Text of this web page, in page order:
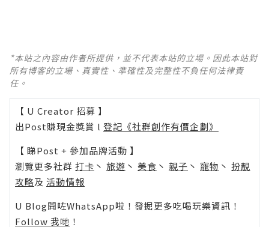
*本站之內容由作者所提供，並不代表本站的立場。因此本站對
所有博客的立場、真實性、準確性及完整性不負任何法律責
任。
【 U Creator 招募 】
出Post賺現金獎賞 l 登記《社群創作有價企劃》
【 睇Post + 參加品牌活動 】
瀏覽更多社群 打卡 丶 旅遊 丶 美食 丶 親子 丶 寵物 丶 扮靚
攻略及 活動情報
U Blog開咗WhatsApp啦！發掘更多吃喝玩樂資訊！
Follow 我哋 ！